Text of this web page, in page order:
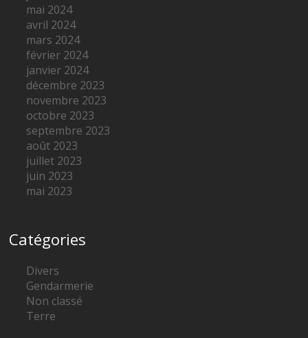
mai 2024
avril 2024
mars 2024
février 2024
janvier 2024
décembre 2023
novembre 2023
octobre 2023
septembre 2023
août 2023
juillet 2023
juin 2023
mai 2023
Catégories
Divers
Gendarmerie
Non classé
Terre